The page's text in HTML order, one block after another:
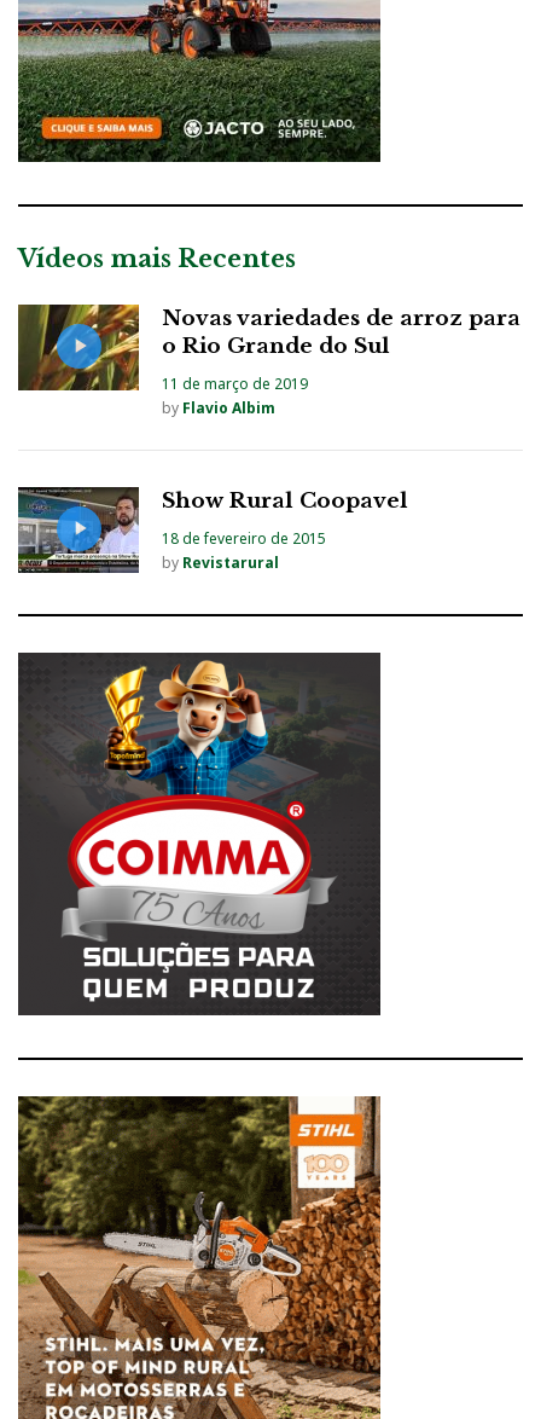
Vídeos mais Recentes
Novas variedades de arroz para
o Rio Grande do Sul
11 de março de 2019
by Flavio Albim
Show Rural Coopavel
18 de fevereiro de 2015
by Revistarural